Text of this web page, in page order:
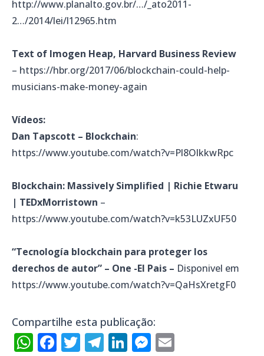
http://www.planalto.gov.br/…/_ato2011-
2…/2014/lei/l12965.htm
Text of Imogen Heap, Harvard Business Review
– https://hbr.org/2017/06/blockchain-could-help-
musicians-make-money-again
Vídeos:
Dan Tapscott – Blockchain:
https://www.youtube.com/watch?v=Pl8OlkkwRpc
Blockchain: Massively Simplified | Richie Etwaru
| TEDxMorristown –
https://www.youtube.com/watch?v=k53LUZxUF50
“Tecnología blockchain para proteger los
derechos de autor” – One -El Pais – Disponivel em
https://www.youtube.com/watch?v=QaHsXretgF0
Compartilhe esta publicação:
WhatsApp
Facebook
Twitter
Telegram
LinkedIn
Messenger